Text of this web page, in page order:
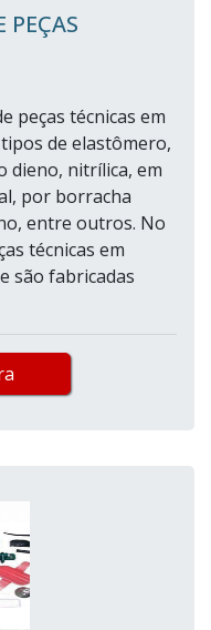
PEÇAS
peças técnicas em
de elastômero,
dieno, nitrílica, em
por borracha
entre outros. No
técnicas em
são fabricadas